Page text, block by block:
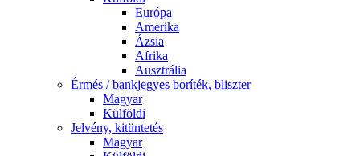
Európa
Amerika
Ázsia
Afrika
Ausztrália
Érmés / bankjegyes boríték, bliszter
Magyar
Külföldi
Jelvény, kitüntetés
Magyar